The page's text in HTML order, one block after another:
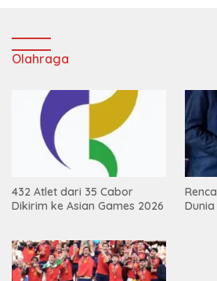
Olahraga
432 Atlet dari 35 Cabor
Dikirim ke Asian Games 2026
Dunia